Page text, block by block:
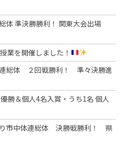
体 準決勝勝利！ 関東大会出場
業を開催しました！
総体 ２回戦勝利！ 準々決勝進
勝＆個人4名入賞・うち1名 個人
市中体連総体 決勝戦勝利！ 県